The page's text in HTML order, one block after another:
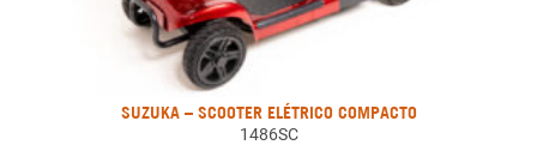
SUZUKA – SCOOTER ELÉTRICO COMPACTO
1486SC